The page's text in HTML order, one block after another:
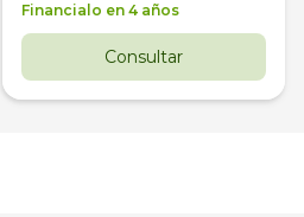
Financialo en 4 años
Consultar